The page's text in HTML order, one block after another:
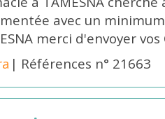
avec un
merci d'envoyer
| Références n° 21663